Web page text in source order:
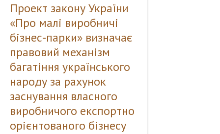
Проект закону України
«Про малі виробничі
бізнес-парки» визначає
правовий механізм
багатіння українського
народу за рахунок
заснування власного
виробничого експортно
орієнтованого бізнесу